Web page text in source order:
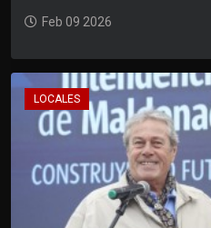
Feb 09 2026
LOCALES